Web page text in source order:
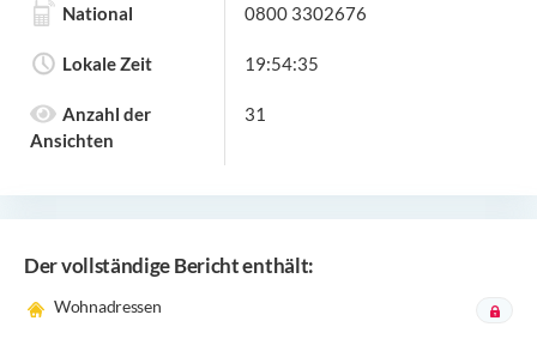
National 0800 3302676
Lokale Zeit 19:54:35
Anzahl der
Ansichten
31
Der vollständige Bericht enthält:
Wohnadressen